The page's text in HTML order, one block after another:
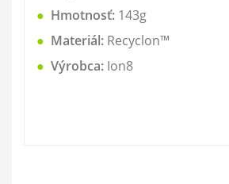
● Hmotnosť: 143g
● Materiál: Recyclon™
● Výrobca: Ion8